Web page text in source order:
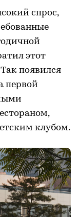
спрос,
этот
появился
первой
клубом.